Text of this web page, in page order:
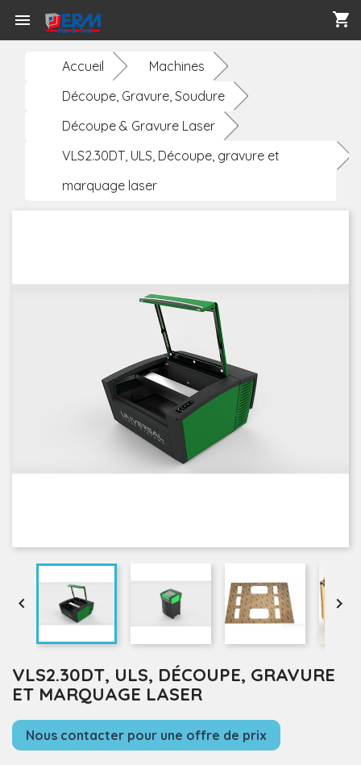
 shopping_cart
Accueil
Machines
Découpe, Gravure, Soudure
Découpe & Gravure Laser
VLS2.30DT, ULS, Découpe, gravure et
marquage laser
 
VLS2.30DT, ULS, DÉCOUPE, GRAVURE
ET MARQUAGE LASER
Nous contacter pour une offre de prix